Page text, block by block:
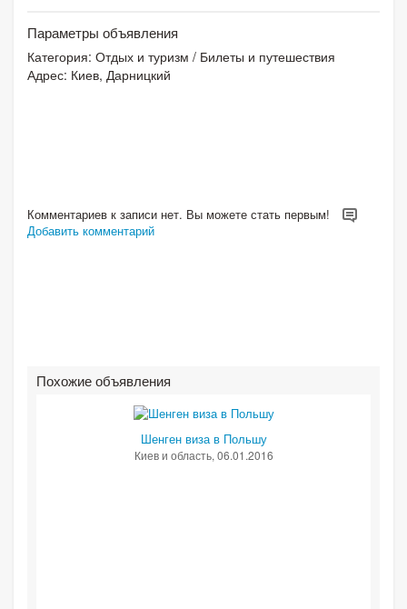
Параметры объявления
Категория: Отдых и туризм / Билеты и путешествия
Адрес: Киев, Дарницкий
Комментариев к записи нет. Вы можете стать первым!
Добавить комментарий
Похожие объявления
Шенген виза в Польшу
Киев и область, 06.01.2016